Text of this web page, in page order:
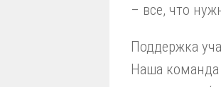
– все, что
Поддержка
Наша команда